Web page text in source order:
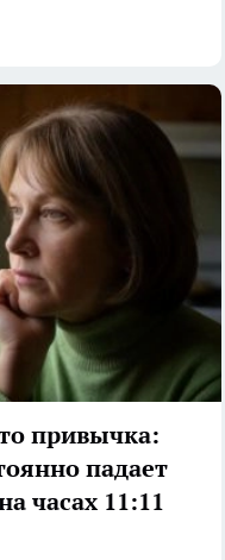
привычка:
падает
часах 11:11